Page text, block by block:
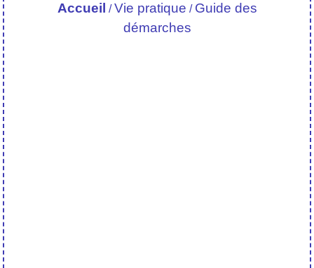
Accueil /Vie pratique / Guide des
démarches